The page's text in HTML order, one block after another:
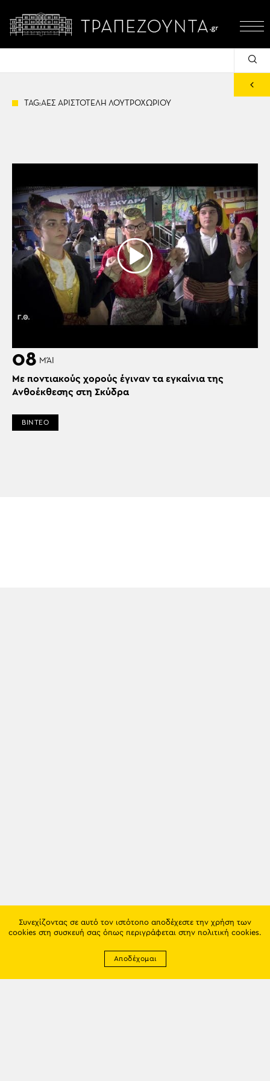
TAG:ΑΕΣ ΑΡΙΣΤΟΤΕΛΗ ΛΟΥΤΡΟΧΩΡΙΟΥ
08 ΜΆΙ
Με ποντιακούς χορούς έγιναν τα εγκαίνια της
Ανθοέκθεσης στη Σκύδρα
ΒΙΝΤΕΟ
Συνεχίζοντας σε αυτό τον ιστότοπο αποδέχεστε την χρήση των
cookies στη συσκευή σας όπως περιγράφεται στην πολιτική cookies.
Αποδέχομαι